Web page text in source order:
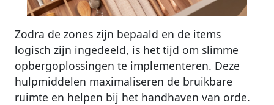
Zodra de zones zijn bepaald en de items
logisch zijn ingedeeld, is het tijd om slimme
opbergoplossingen te implementeren. Deze
hulpmiddelen maximaliseren de bruikbare
ruimte en helpen bij het handhaven van orde.